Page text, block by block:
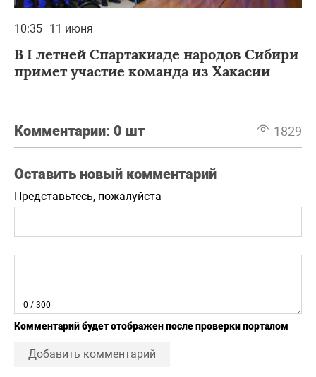
10:35 11 июня
В I летней Спартакиаде народов Сибири
примет участие команда из Хакасии
Комментарии: 0 шт 1829
Оставить новый комментарий
Представьтесь, пожалуйста
0 / 300
Комментарий будет отображен после проверки порталом
Добавить комментарий